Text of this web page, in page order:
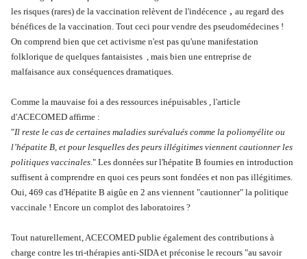
les risques (rares) de la vaccination relèvent de l'indécence , au regard des
bénéfices de la vaccination. Tout ceci pour vendre des pseudomédecines !
On comprend bien que cet activisme n'est pas qu'une manifestation
folklorique de quelques fantaisistes , mais bien une entreprise de
malfaisance aux conséquences dramatiques.
Comme la mauvaise foi a des ressources inépuisables , l'article
d'ACECOMED affirme :
"Il reste le cas de certaines maladies surévalués comme la poliomyélite ou
l’hépatite B, et pour lesquelles des peurs illégitimes viennent cautionner les
politiques vaccinales." Les données sur l'hépatite B fournies en introduction
suffisent à comprendre en quoi ces peurs sont fondées et non pas illégitimes.
Oui, 469 cas d'Hépatite B aigûe en 2 ans viennent "cautionner" la politique
vaccinale ! Encore un complot des laboratoires ?
Tout naturellement, ACECOMED publie également des contributions à
charge contre les tri-thérapies anti-SIDA et préconise le recours "au savoir